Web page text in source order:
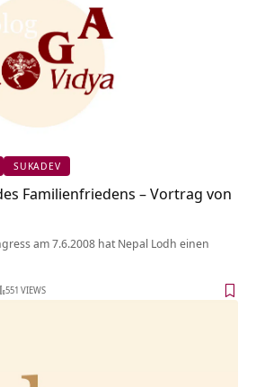
SUKADEV
Familienfriedens – Vortrag von
am 7.6.2008 hat Nepal Lodh einen
551 VIEWS